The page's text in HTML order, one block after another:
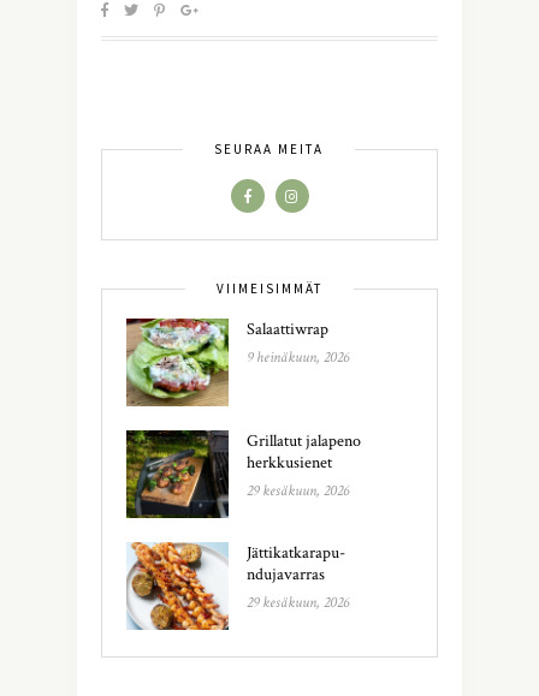
SEURAA MEITÄ
VIIMEISIMMÄT
Salaattiwrap
9 heinäkuun, 2026
Grillatut jalapeno
herkkusienet
29 kesäkuun, 2026
Jättikatkarapu-
ndujavarras
29 kesäkuun, 2026